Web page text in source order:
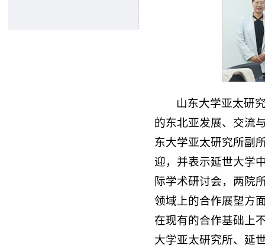
山东大学亚太研
的东北亚发展、交流
东大学亚太研究所副
迎，并表示延世大学
际学术研讨会，两院
领域上的合作展望方
在现有的合作基础上
大学亚太研究所、延